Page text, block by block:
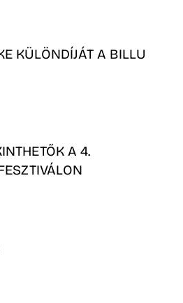
KÜLÖNDÍJÁT A BILLU
A 4.